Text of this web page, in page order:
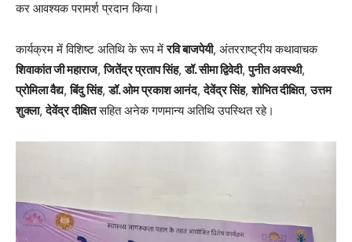
कर आवश्यक परामर्श प्रदान किया।
कार्यक्रम में विशिष्ट अतिथि के रूप मेंरवि बाजपेयी, अंतरराष्ट्रीय कथावाचक
शिवाकांत जी महाराज,जितेंद्र प्रताप सिंह,डॉ. सीमा द्विवेदी,पुनीत अवस्थी,
प्रोमिला वैद्य,बिंदु सिंह,डॉ. ओम प्रकाश आनंद,देवेंद्र सिंह,शोभित दीक्षित,उत्तम
शुक्ला,देवेंद्र दीक्षितसहित अनेक गणमान्य अतिथि उपस्थित रहे।